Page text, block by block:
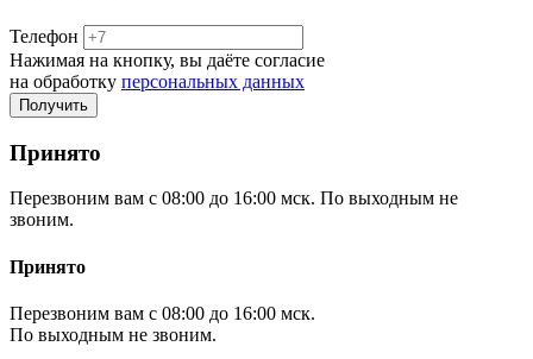
Телефон
Нажимая на кнопку, вы даёте согласие
на обработку персональных данных
Принято
Перезвоним вам с 08:00 до 16:00 мск. По выходным не
звоним.
Принято
Перезвоним вам с 08:00 до 16:00 мск.
По выходным не звоним.